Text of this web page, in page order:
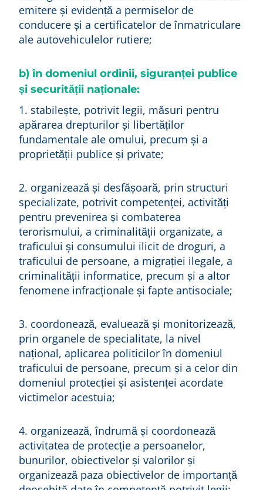
emitere și evidență a permiselor de
conducere și a certificatelor de înmatriculare
ale autovehiculelor rutiere;
b) în domeniul ordinii, siguranței publice
și securității naționale:
1. stabilește, potrivit legii, măsuri pentru
apărarea drepturilor și libertăților
fundamentale ale omului, precum și a
proprietății publice și private;
2. organizează și desfășoară, prin structuri
specializate, potrivit competenței, activități
pentru prevenirea și combaterea
terorismului, a criminalității organizate, a
traficului și consumului ilicit de droguri, a
traficului de persoane, a migrației ilegale, a
criminalității informatice, precum și a altor
fenomene infracționale și fapte antisociale;
3. coordonează, evaluează și monitorizează,
prin organele de specialitate, la nivel
național, aplicarea politicilor în domeniul
traficului de persoane, precum și a celor din
domeniul protecției și asistenței acordate
victimelor acestuia;
4. organizează, îndrumă și coordonează
activitatea de protecție a persoanelor,
bunurilor, obiectivelor și valorilor și
organizează paza obiectivelor de importanță